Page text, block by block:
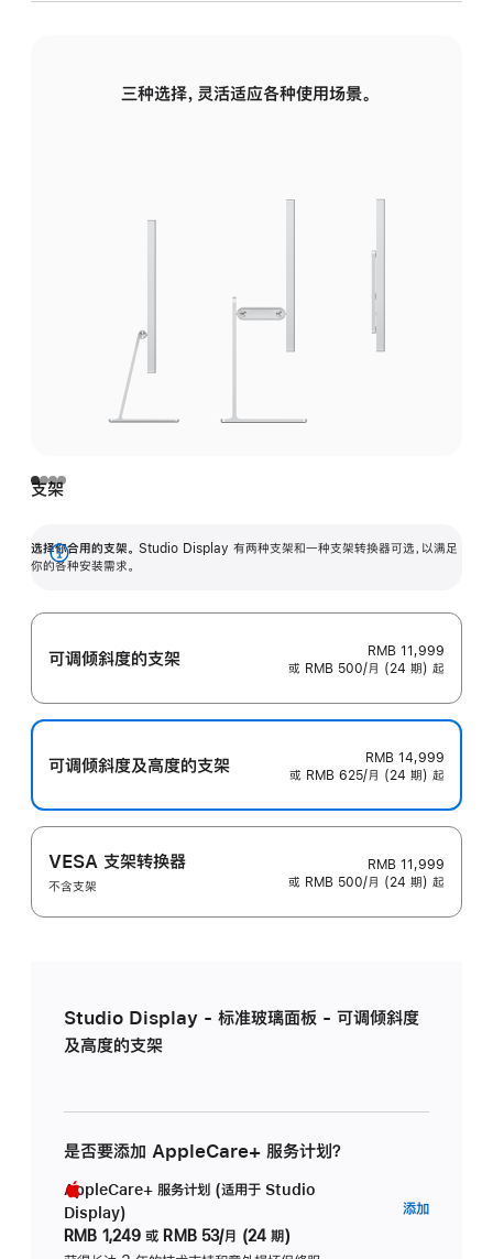
三种选择，灵活适应各种使用场景。
支架
选择你合用的支架。 Studio Display 有两种支架和一种支架转换器可选，以满足
你的各种安装需求。
展
可调倾斜度的支架
RMB 11,999
或 RMB 500/月 (24 期) 起
可调倾斜度及高‍度的支‍架
RMB 14,999
或 RMB 625/月 (24 期) 起
VESA 支架转换器
不含支架
RMB 11,999
或 RMB 500/月 (24 期) 起
Studio Display - 标准玻璃面板 - 可调倾斜度
及高度的支架
是否要添加 AppleCare+ 服务计划？
AppleCare+ 服务计划 (适用于 Studio
Display)
RMB 1,249 或 RMB 53/月 (24 期)
添加